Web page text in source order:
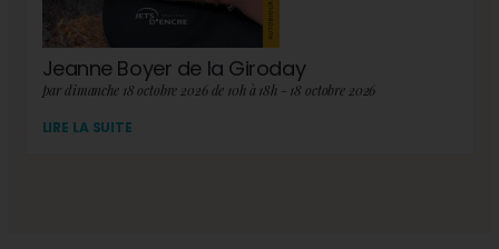
Jeanne Boyer de la Giroday
par dimanche 18 octobre 2026 de 10h à 18h - 18 octobre 2026
LIRE LA SUITE